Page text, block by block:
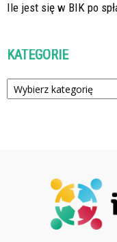
Ile jest się w BIK po
KATEGORIE
Kategorie